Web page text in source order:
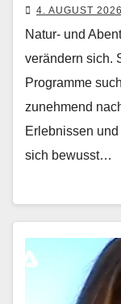
4. AUGUST 2026
Natur- und
verän­dern sich.
Pro­gramme
zunehmend
Erleb­nis­sen
sich bewusst…